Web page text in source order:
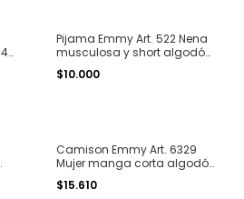
Pijama Emmy Art. 522 Nena
musculosa y short algodón
estampado T. 4 al 8
$10.000
Camison Emmy Art. 6329
Mujer manga corta algodón
estampado "pintitas" con
cartera T. S al 4XL
$15.610